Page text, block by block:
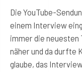
Die YouTube-
einem Interview
immer die neuesten
näher und da durfte
glaube, das